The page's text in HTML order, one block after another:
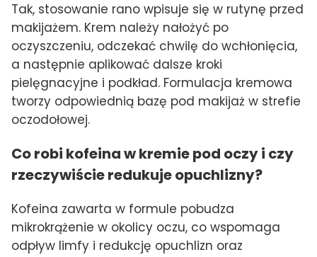
Tak, stosowanie rano wpisuje się w rutynę przed
makijażem. Krem należy nałożyć po
oczyszczeniu, odczekać chwilę do wchłonięcia,
a następnie aplikować dalsze kroki
pielęgnacyjne i podkład. Formulacja kremowa
tworzy odpowiednią bazę pod makijaż w strefie
oczodołowej.
Co robi kofeina w kremie pod oczy i czy
rzeczywiście redukuje opuchlizny?
Kofeina zawarta w formule pobudza
mikrokrążenie w okolicy oczu, co wspomaga
odpływ limfy i redukcję opuchlizn oraz